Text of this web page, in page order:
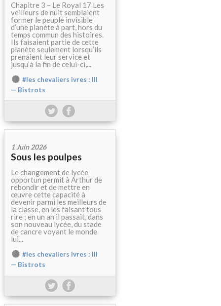
Chapitre 3 – Le Royal 17 Les
veilleurs de nuit semblaient
former le peuple invisible
d’une planète à part, hors du
temps commun des histoires.
Ils faisaient partie de cette
planète seulement lorsqu’ils
prenaient leur service et
jusqu’à la fin de celui-ci,...
#les chevaliers ivres : III
— Bistrots
1 Juin 2026
Sous les poulpes
Le changement de lycée
opportun permit à Arthur de
rebondir et de mettre en
œuvre cette capacité à
devenir parmi les meilleurs de
la classe, en les faisant tous
rire ; en un an il passait, dans
son nouveau lycée, du stade
de cancre voyant le monde
lui...
#les chevaliers ivres : III
— Bistrots